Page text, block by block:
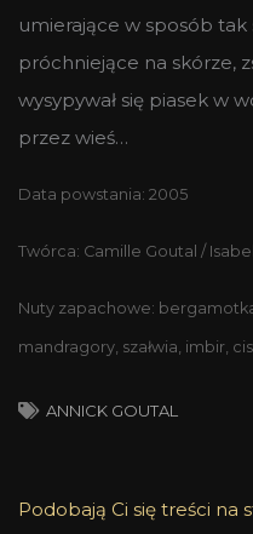
umierające w sposób tak
próchniejące na skórze,
wysypywał się piasek w
przez wieś…
Data powstania: 2005
Twórca: Camille Goutal /
Nuty zapachowe:
mandragory, szałwia, imbir,
ANNICK GOUTAL
Podobają Ci się treści na